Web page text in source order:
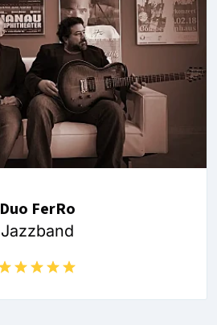
Duo FerRo
Jazzband